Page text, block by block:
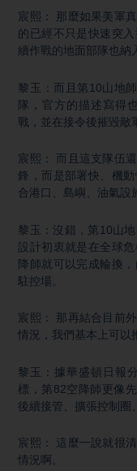
宸熙： 那麼如果美軍
的已經不只是快速突
續作戰的地面部隊也納
黎玉：而且第10山地
隊，官方的描述寫得
戰，並在接令後摧毀敵
宸熙： 而且這支隊伍
鋒，而是部署快、機
合港口、島嶼、油氣設
黎玉：沒錯，第10山
設計初衷就是在全球
降師就可以完成輪換
駐控場。
宸熙： 那再結合目前
情況，我們基本上可以
黎玉：據華盛頓日報
標，第82空降師更像
後續接管、擴張控制圈
宸熙： 這麼一說就很
情況啊。